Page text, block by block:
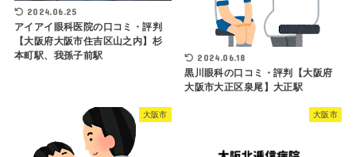
2024.06.25
アイアイ眼科医院の口コミ・評判
【大阪府大阪市住吉区山之内】杉
本町駅、我孫子前駅
2024.06.18
黒川眼科の口コミ・評判【大阪府
大阪市大正区泉尾】大正駅
大阪市 大阪市